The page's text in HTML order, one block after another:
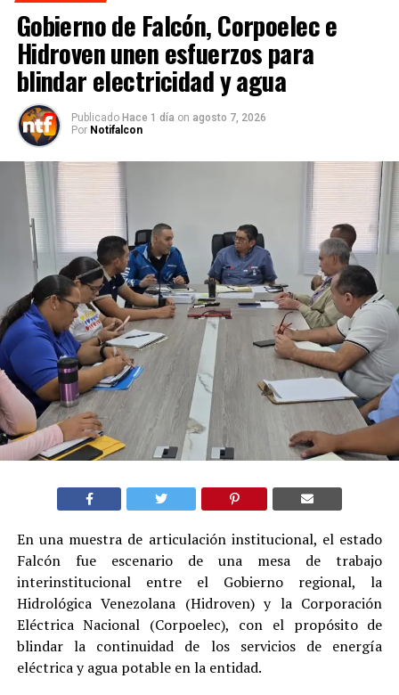
Gobierno de Falcón, Corpoelec e
Hidroven unen esfuerzos para
blindar electricidad y agua
Publicado Hace 1 día on agosto 7, 2026
Por Notifalcon
En una muestra de articulación institucional, el estado
Falcón fue escenario de una mesa de trabajo
interinstitucional entre el Gobierno regional, la
Hidrológica Venezolana (Hidroven) y la Corporación
Eléctrica Nacional (Corpoelec), con el propósito de
blindar la continuidad de los servicios de energía
eléctrica y agua potable en la entidad.